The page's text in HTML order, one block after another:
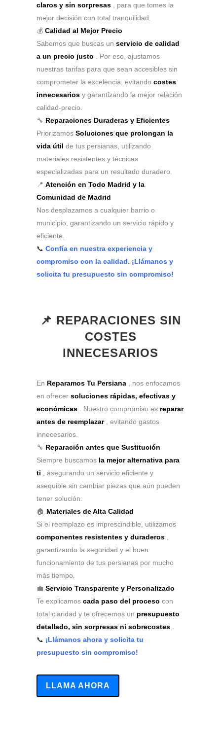
claros y sin sorpresas , para que tomes la
mejor decisión con total tranquilidad.
💰 Calidad al Mejor Precio
Sabemos que buscas un servicio de calidad
a un precio justo . Por eso, ajustamos
nuestras tarifas para que sean accesibles sin
comprometer la excelencia, evitando costes
innecesarios y garantizando la mejor relación
calidad-precio.
🔧 Reparaciones Duraderas y Eficientes
Priorizamos Soluciones que prolongan la
vida útil de tus persianas, utilizando
materiales resistentes y técnicas
especializadas para un resultado duradero.
📍 Atención en Todo Madrid y la
Comunidad de Madrid
Nos desplazamos a cualquier barrio o
municipio, garantizando un servicio rápido y
eficiente.
📞 Confía en nuestra experiencia y
compromiso con la calidad. ¡Llámanos y
solicita tu presupuesto sin compromiso!
📌 REPARACIONES SIN
COSTES
INNECESARIOS
En Reparamos Tu Persiana , nos enfocamos
en ofrecer soluciones rápidas, efectivas y
económicas . Nuestro compromiso es reparar
antes de reemplazar, evitando gastos
innecesarios.
🔧 Reparación antes que Sustitución
Siempre buscamos la mejor alternativa para
ti , asegurando un servicio eficiente y
asequible sin cambiar piezas que aún pueden
tener solución.
🏠 Materiales de Alta Calidad
Si el reemplazo es imprescindible, utilizamos
componentes resistentes y duraderos ,
garantizando la seguridad y el buen
funcionamiento de tus persianas por mucho
más tiempo.
💼 Servicio Transparente y Personalizado
Te explicamos cada paso del proceso con
total claridad y te ofrecemos un presupuesto
detallado, sin sorpresas ni sobrecostes .
📞 ¡Llámanos ahora y solicita tu
presupuesto sin compromiso!
LLAMA AHORA